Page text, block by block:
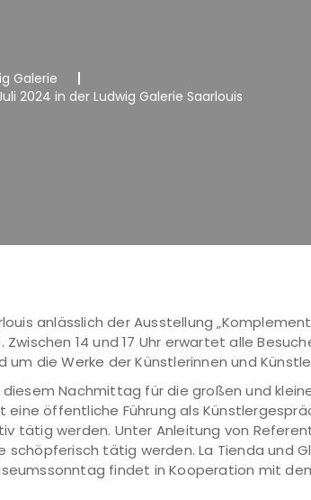
Galerie
2024 in der Ludwig Galerie Saarlouis
anlässlich der Ausstellung
14 und 17 Uhr erwartet alle
die Werke der Künstlerinnen und
Nachmittag für die großen und
eine öffentliche Führung als
tätig werden. Unter Anleitung von
schöpferisch tätig werden. La Tienda und
findet in Kooperation mit